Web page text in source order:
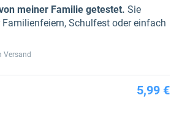
meiner Familie getestet. Sie
Schulfest oder einfach
Versand
5,99 €